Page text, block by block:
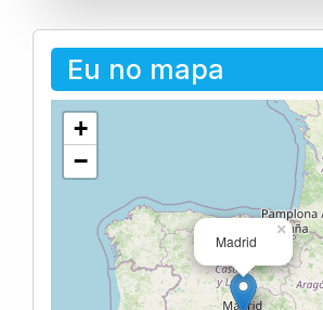
Eu no mapa
Madrid
×
+
−